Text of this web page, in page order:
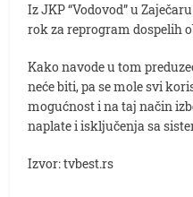
Iz JKP “Vodovod” u
rok za reprogram dospelih
Kako navode u tom
neće biti, pa se mole svi
mogućnost i na taj način
naplate i isključenja sa
Izvor: tvbest.rs